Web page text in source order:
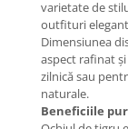
Coliere cu
Argint
Coliere cu pietre
varietate de
outfituri
Dimensiunea
aspect rafinat
zilnică sau
naturale.
Beneficiile